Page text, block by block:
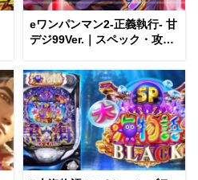
eワンパンマン2-正義執行- 甘
デジ99Ver.｜スペック・攻略